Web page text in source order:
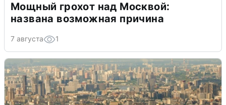
Мощный грохот над Москвой:
названа возможная причина
7 августа 1